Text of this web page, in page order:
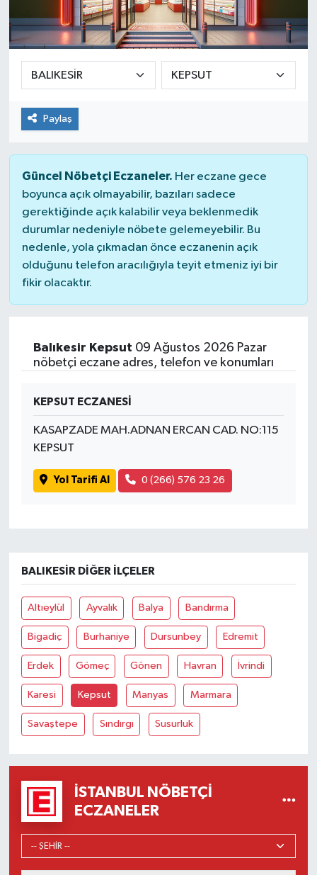
Paylaş
Güncel Nöbetçi Eczaneler. Her eczane gece
boyunca açık olmayabilir, bazıları sadece
gerektiğinde açık kalabilir veya beklenmedik
durumlar nedeniyle nöbete gelemeyebilir. Bu
nedenle, yola çıkmadan önce eczanenin açık
olduğunu telefon aracılığıyla teyit etmeniz iyi bir
fikir olacaktır.
Balıkesir Kepsut 09 Ağustos 2026 Pazar
nöbetçi eczane adres, telefon ve konumları
KEPSUT ECZANESİ
KASAPZADE MAH.ADNAN ERCAN CAD. NO:115
KEPSUT
Yol Tarifi Al 0 (266) 576 23 26
BALIKESIR DIĞER İLÇELER
Altıeylül Ayvalık Balya Bandırma
Bigadiç Burhaniye Dursunbey Edremit
Erdek Gömeç Gönen Havran İvrindi
Karesi Kepsut Manyas Marmara
Savaştepe Sındırgı Susurluk
İSTANBUL NÖBETÇI
ECZANELER
Yaşam